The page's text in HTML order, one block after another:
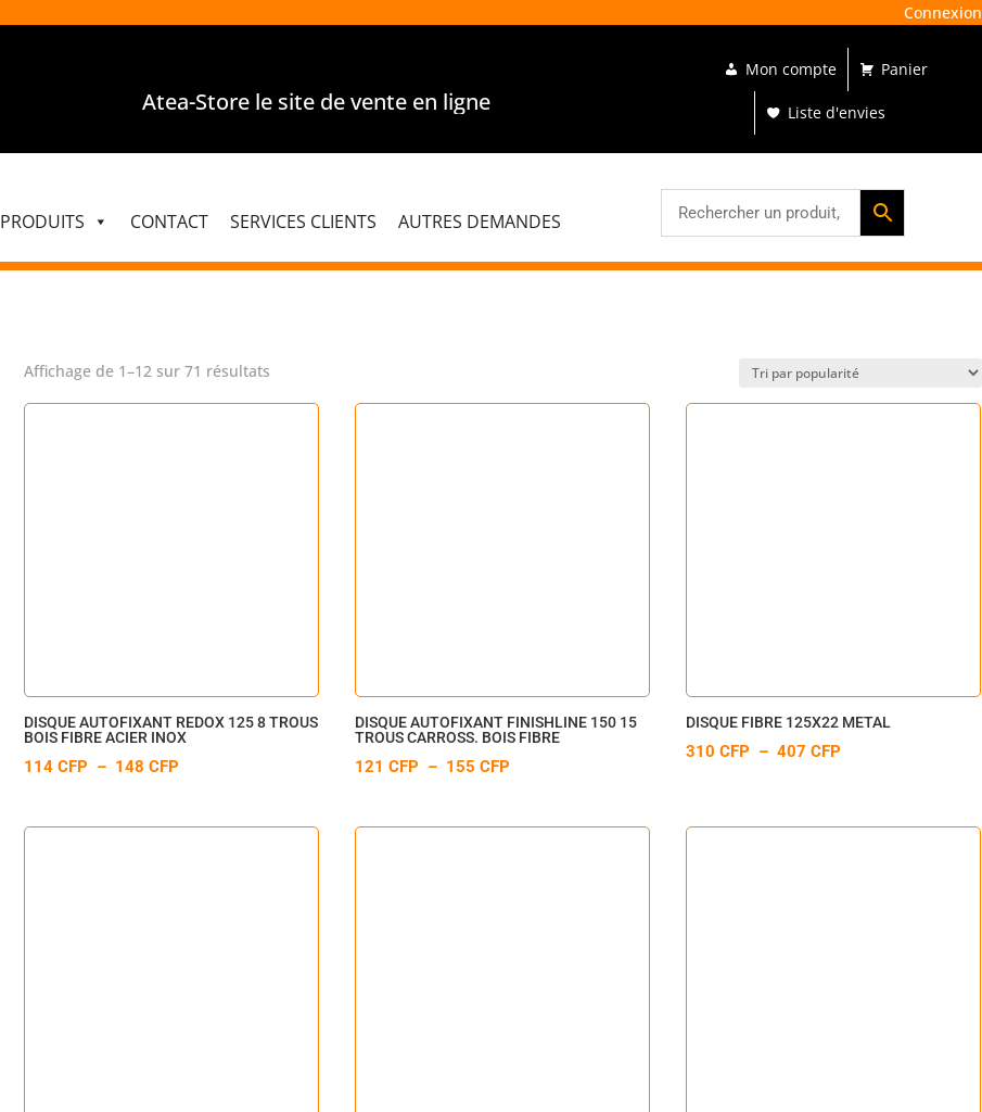
Connexion
Atea-Store le site de vente en ligne pour les îles
Mon compte Panier
Liste d'envies
PRODUITS CONTACT SERVICES CLIENTS AUTRES DEMANDES
Affichage de 1–12 sur 71 résultats
DISQUE AUTOFIXANT REDOX 125 8 TROUS
BOIS FIBRE ACIER INOX
114CFP – 148CFP
PRIX :
DISQUE AUTOFIXANT FINISHLINE 150 15
TROUS CARROSS. BOIS FIBRE
121CFP – 155CFP
PRIX :
DISQUE FIBRE 125X22 METAL
310CFP – 407CFP